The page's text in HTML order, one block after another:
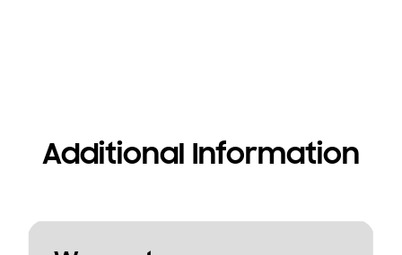
Additional Information